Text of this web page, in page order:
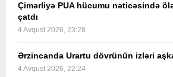
Çimərliyə PUA hücumu nəticəsində
çatdı
4 Avqust 2026, 23:28
Ərzincanda Urartu dövrünün izləri
4 Avqust 2026, 22:24